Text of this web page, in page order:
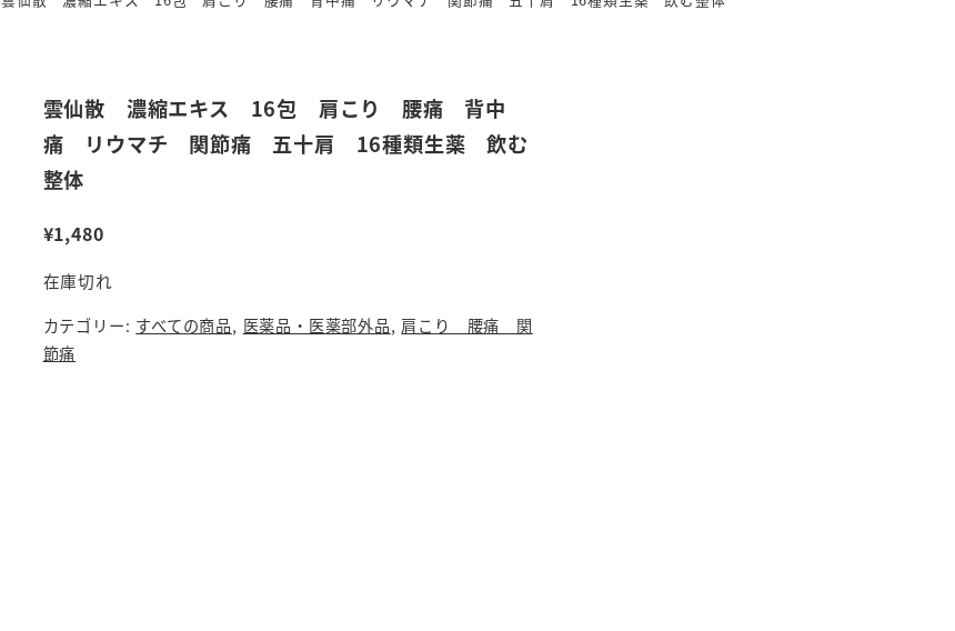
雲仙散 濃縮エキス 16包 肩こり 腰痛 背中
痛 リウマチ 関節痛 五十肩 16種類生薬 飲む
整体
¥1,480
在庫切れ
カテゴリー: すべての商品, 医薬品・医薬部外品, 肩こり 腰痛 関
節痛